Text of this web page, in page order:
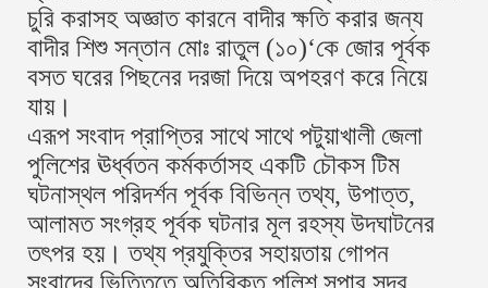
চুরি করাসহ অজ্ঞাত কারনে বাদীর ক্ষতি করার জন্য
বাদীর শিশু সন্তান মোঃ রাতুল (১০)‘কে জোর পূর্বক
বসত ঘরের পিছনের দরজা দিয়ে অপহরণ করে নিয়ে
যায়।
এরূপ সংবাদ প্রাপ্তির সাথে সাথে পটুয়াখালী জেলা
পুলিশের ঊর্ধ্বতন কর্মকর্তাসহ একটি চৌকস টিম
ঘটনাস্থল পরিদর্শন পূর্বক বিভিন্ন তথ্য, উপাত্ত,
আলামত সংগ্রহ পূর্বক ঘটনার মূল রহস্য উদঘাটনের
তৎপর হয়। তথ্য প্রযুক্তির সহায়তায় গোপন